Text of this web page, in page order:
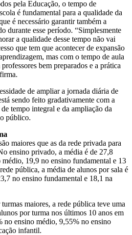
pela Educação, o tempo de
é fundamental para a qualidade da
é necessário garantir também a
durante esse período. “Simplesmente
a qualidade desse tempo não vai
que tem que acontecer de expansão
mas com o tempo de aula
bem preparados e a prática
de ampliar a jornada diária de
sendo feito gradativamente com a
tempo integral e da ampliação da
público.
maiores que as da rede privada para
ensino privado, a média é de 27,8
19,9 no ensino fundamental e 13
pública, a média de alunos por sala é
no ensino fundamental e 18,1 na
maiores, a rede pública teve uma
por turma nos últimos 10 anos em
no ensino médio, 9,55% no ensino
infantil.